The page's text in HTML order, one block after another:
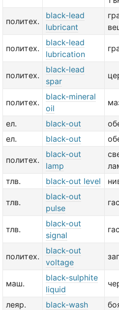
политех.
black-lead
lubricant
политех.
black-lead
lubrication
политех.
black-lead
spar
политех.
black-mineral
oil
ел. black-out
ел.
black-out
политех.
black-out
lamp
тлв.
black-out level
тлв.
black-out
pulse
тлв.
black-out
signal
политех.
black-out
voltage
маш.
black-sulphite
liquid
леяр. black-wash